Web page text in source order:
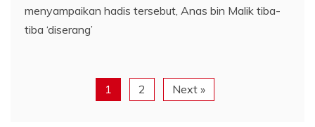
menyampaikan hadis tersebut, Anas bin Malik tiba-
tiba ‘diserang’
1 2 Next »